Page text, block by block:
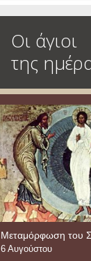
Οι άγιοι
της
Μεταμόρφωση του
6 Αυγούστου